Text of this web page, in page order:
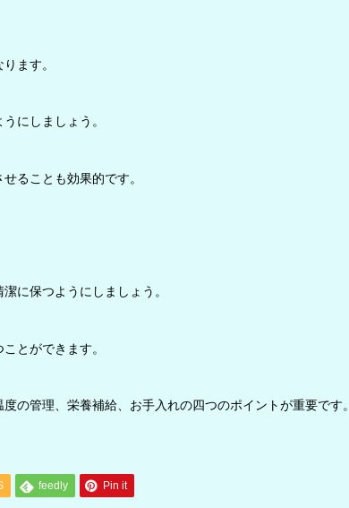
ます。
にしましょう。
ることも効果的です。
に保つようにしましょう。
とができます。
の管理、栄養補給、お手入れの四つのポイントが重要です。
feedly Pin it